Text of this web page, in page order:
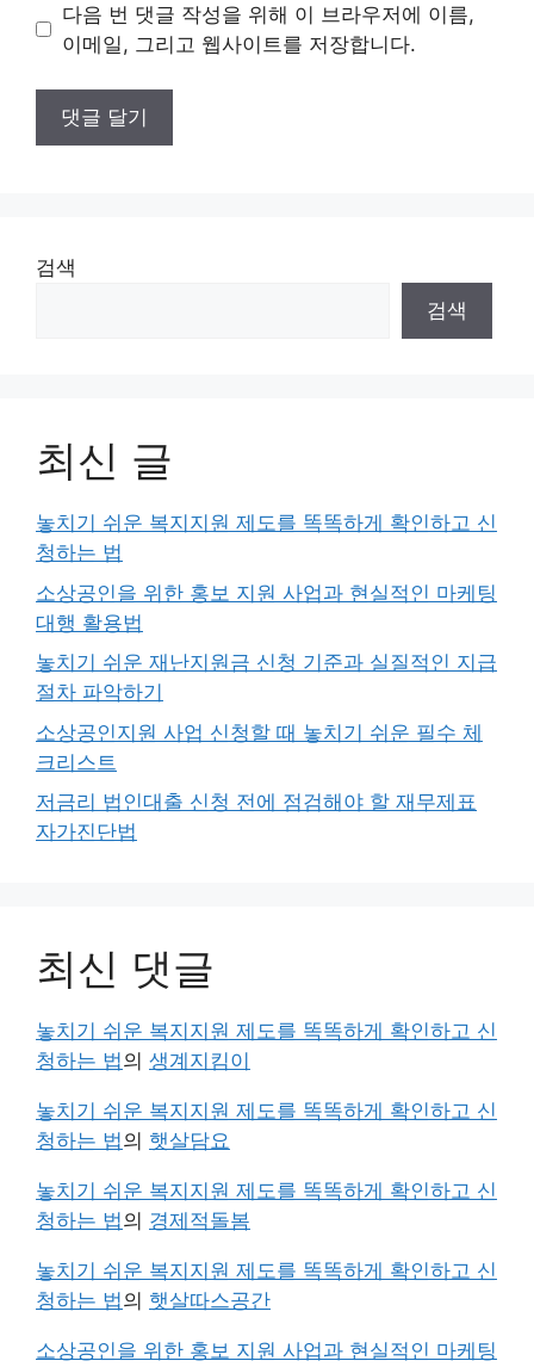
트
다음 번 댓글 작성을 위해 이 브라우저에 이름,
이메일, 그리고 웹사이트를 저장합니다.
검색
검색
최신 글
놓치기 쉬운 복지지원 제도를 똑똑하게 확인하고 신
청하는 법
소상공인을 위한 홍보 지원 사업과 현실적인 마케팅
대행 활용법
놓치기 쉬운 재난지원금 신청 기준과 실질적인 지급
절차 파악하기
소상공인지원 사업 신청할 때 놓치기 쉬운 필수 체
크리스트
저금리 법인대출 신청 전에 점검해야 할 재무제표
자가진단법
최신 댓글
놓치기 쉬운 복지지원 제도를 똑똑하게 확인하고 신
청하는 법의 생계지킴이
놓치기 쉬운 복지지원 제도를 똑똑하게 확인하고 신
청하는 법의 햇살담요
놓치기 쉬운 복지지원 제도를 똑똑하게 확인하고 신
청하는 법의 경제적돌봄
놓치기 쉬운 복지지원 제도를 똑똑하게 확인하고 신
청하는 법의 햇살따스공간
소상공인을 위한 홍보 지원 사업과 현실적인 마케팅